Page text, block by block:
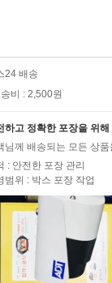
24 배송
비 : 2,500원
하고 정확한 포장을 위
님께 배송되는 모든 상
: 안전한 포장 관리
범위 : 박스 포장 작업